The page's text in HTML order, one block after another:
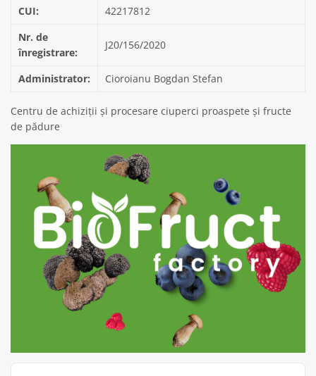
CUI:
42217812
Nr. de
înregistrare:
J20/156/2020
Administrator: Cioroianu Bogdan Stefan
Centru de achiziții și procesare ciuperci proaspete și fructe
de pădure